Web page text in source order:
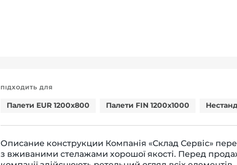
ПІДХОДИТЬ ДЛЯ
Палети EUR 1200x800 Палети FIN 1200x1000
Описание конструкции Компанія «Склад Сервіс»
з вживаними стелажами хорошої якості. Перед